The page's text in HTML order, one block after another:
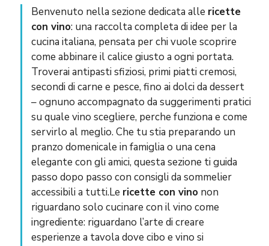
Benvenuto nella sezione dedicata alle ricette
con vino: una raccolta completa di idee per la
cucina italiana, pensata per chi vuole scoprire
come abbinare il calice giusto a ogni portata.
Troverai antipasti sfiziosi, primi piatti cremosi,
secondi di carne e pesce, fino ai dolci da dessert
– ognuno accompagnato da suggerimenti pratici
su quale vino scegliere, perche funziona e come
servirlo al meglio. Che tu stia preparando un
pranzo domenicale in famiglia o una cena
elegante con gli amici, questa sezione ti guida
passo dopo passo con consigli da sommelier
accessibili a tutti.Le ricette con vino non
riguardano solo cucinare con il vino come
ingrediente: riguardano l’arte di creare
esperienze a tavola dove cibo e vino si